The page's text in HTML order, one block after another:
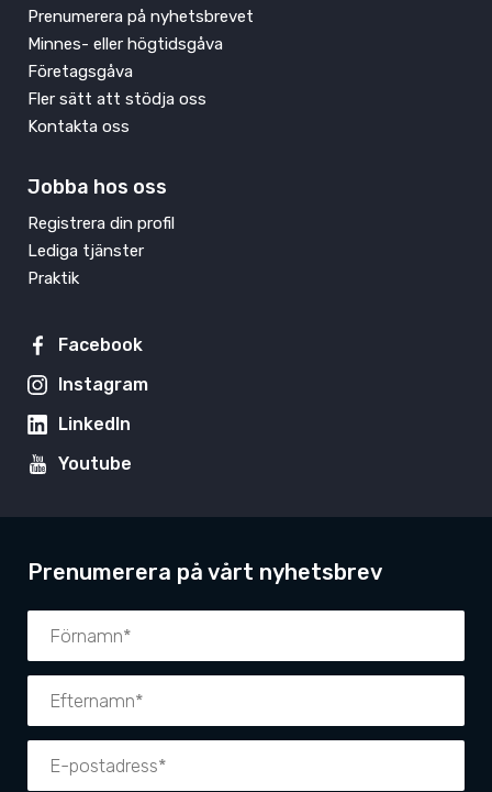
Prenumerera på nyhetsbrevet
Minnes- eller högtidsgåva
Företagsgåva
Fler sätt att stödja oss
Kontakta oss
Jobba hos oss
Registrera din profil
Lediga tjänster
Praktik
Facebook
Instagram
LinkedIn
Youtube
Prenumerera på vårt nyhetsbrev